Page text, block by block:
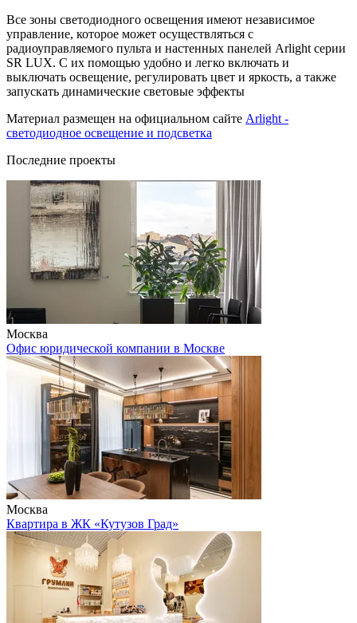
Все зоны светодиодного освещения имеют независимое
управление, которое может осуществляться с
радиоуправляемого пульта и настенных панелей Arlight серии
SR LUX. С их помощью удобно и легко включать и
выключать освещение, регулировать цвет и яркость, а также
запускать динамические световые эффекты
Материал размещен на официальном сайте Arlight -
светодиодное освещение и подсветка
Последние проекты
Москва
Офис юридической компании в Москве
Москва
Квартира в ЖК «Кутузов Град»